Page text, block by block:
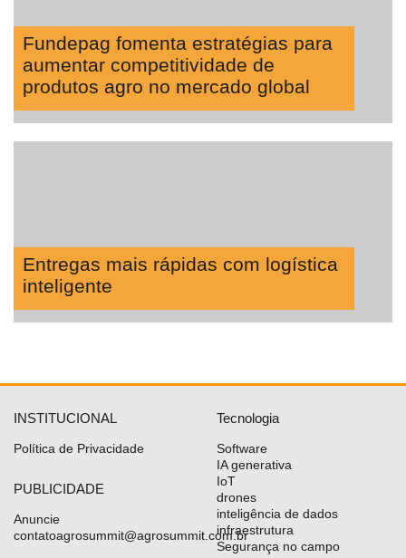
Fundepag fomenta estratégias para
aumentar competitividade de
produtos agro no mercado global
Entregas mais rápidas com logística
inteligente
INSTITUCIONAL
Política de Privacidade
PUBLICIDADE
Anuncie
contatoagrosummit@agrosummit.com.br
Tecnologia
Software
IA generativa
IoT
drones
inteligência de dados
infraestrutura
Segurança no campo